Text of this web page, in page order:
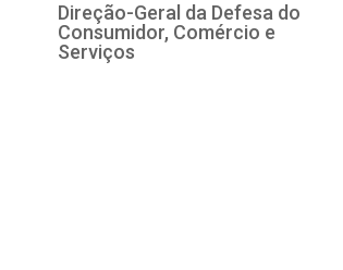
Direção-Geral da Defesa do
Consumidor, Comércio e
Serviços